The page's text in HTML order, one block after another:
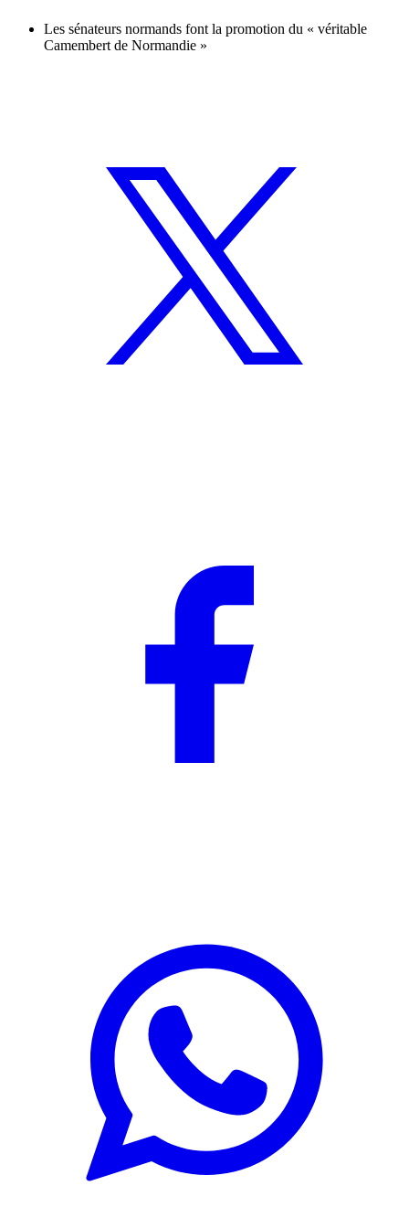
Les sénateurs normands font la promotion du « véritable
Camembert de Normandie »